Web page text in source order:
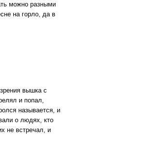
можно разными
на горло, да в
вышка с
и попал,
называется, и
о людях, кто
не встречал, и